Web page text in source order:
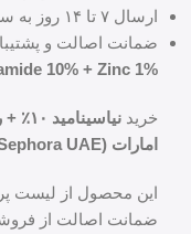
ارسال ۷ تا ۱۴ روز به سراسر ایران
ضمانت اصالت و
10% + Zinc 1%
خرید نیاسینامید ۱۰٪ + روی ۱٪
امارات (Sephora UAE)
این محصول از لیست